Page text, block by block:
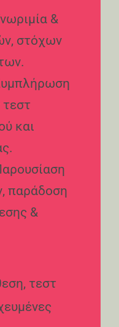
&
στόχων
τεστ
και
παράδοση
&
τεστ